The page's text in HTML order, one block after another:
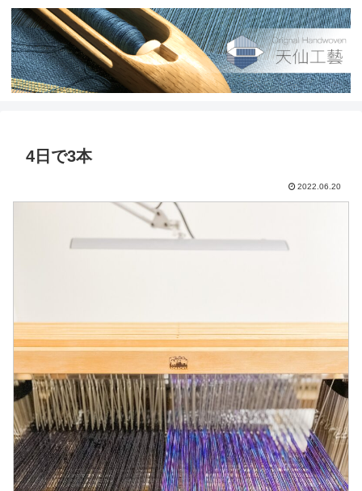
4日で3本
2022.06.20